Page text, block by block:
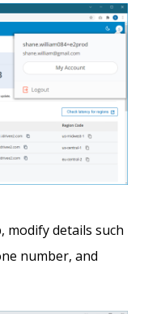
modify details such
number, and